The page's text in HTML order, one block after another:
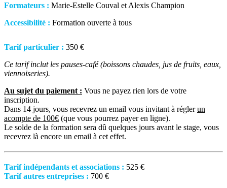
Formateurs : Marie-Estelle Couval et Alexis Champion
Accessibilité : Formation ouverte à tous
Tarif particulier : 350 €
Ce tarif inclut les pauses-café (boissons chaudes, jus de fruits, eaux,
viennoiseries).
Au sujet du paiement : Vous ne payez rien lors de votre
inscription.
Dans 14 jours, vous recevrez un email vous invitant à régler un
acompte de 100€ (que vous pourrez payer en ligne).
Le solde de la formation sera dû quelques jours avant le stage, vous
recevrez là encore un email à cet effet.
Tarif indépendants et associations : 525 €
Tarif autres entreprises : 700 €